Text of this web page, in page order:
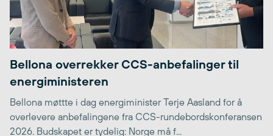
Bellona overrekker CCS-anbefalinger til
energiministeren
Bellona møttte i dag energiminister Terje Aasland for å
overlevere anbefalingene fra CCS-rundebordskonferansen
2026. Budskapet er tydelig: Norge må f...